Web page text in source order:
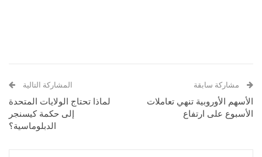
مشاركة سابقة
الأسهم الأوروبية تنهي تعاملات
الأسبوع على ارتفاع
المشاركة التالية
لماذا تحتاج الولايات المتحدة
إلى حكمة كيسنجر
الدبلوماسية؟